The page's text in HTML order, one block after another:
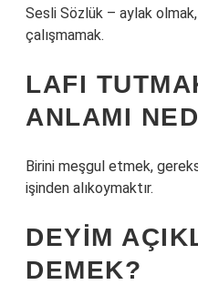
Sesli Sözlük – aylak
çalışmamak.
LAFI
ANLAMI
Birini meşgul etmek,
işinden alıkoymaktır.
DEYIM
DEMEK?